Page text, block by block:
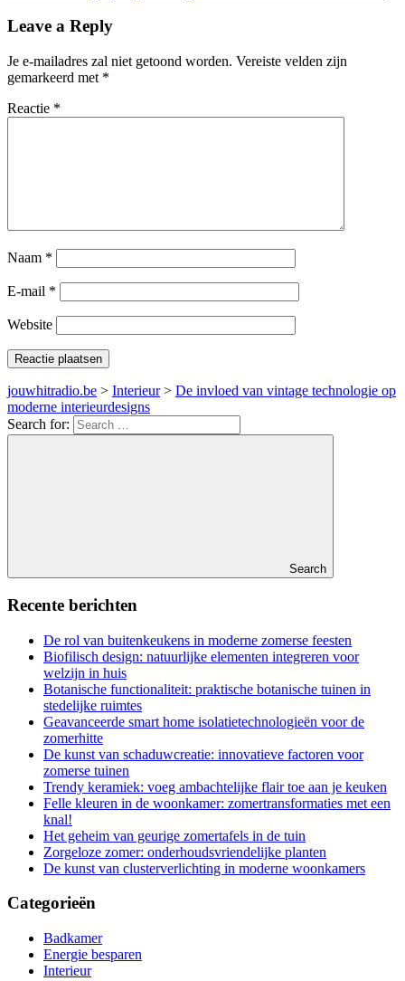
Leave a Reply
Je e-mailadres zal niet getoond worden. Vereiste velden zijn
gemarkeerd met *
Reactie *
Naam *
E-mail *
Website
jouwhitradio.be > Interieur> De invloed van vintage technologie op
moderne interieurdesigns
Search for:
Search
Recente berichten
De rol van buitenkeukens in moderne zomerse feesten
Biofilisch design: natuurlijke elementen integreren voor
welzijn in huis
Botanische functionaliteit: praktische botanische tuinen in
stedelijke ruimtes
Geavanceerde smart home isolatietechnologieën voor de
zomerhitte
De kunst van schaduwcreatie: innovatieve factoren voor
zomerse tuinen
Trendy keramiek: voeg ambachtelijke flair toe aan je keuken
Felle kleuren in de woonkamer: zomertransformaties met een
knal!
Het geheim van geurige zomertafels in de tuin
Zorgeloze zomer: onderhoudsvriendelijke planten
De kunst van clusterverlichting in moderne woonkamers
Categorieën
Badkamer
Energie besparen
Interieur